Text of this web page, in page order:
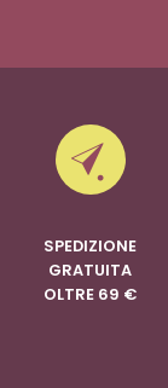
SPEDIZIONE
GRATUITA
OLTRE 69 €